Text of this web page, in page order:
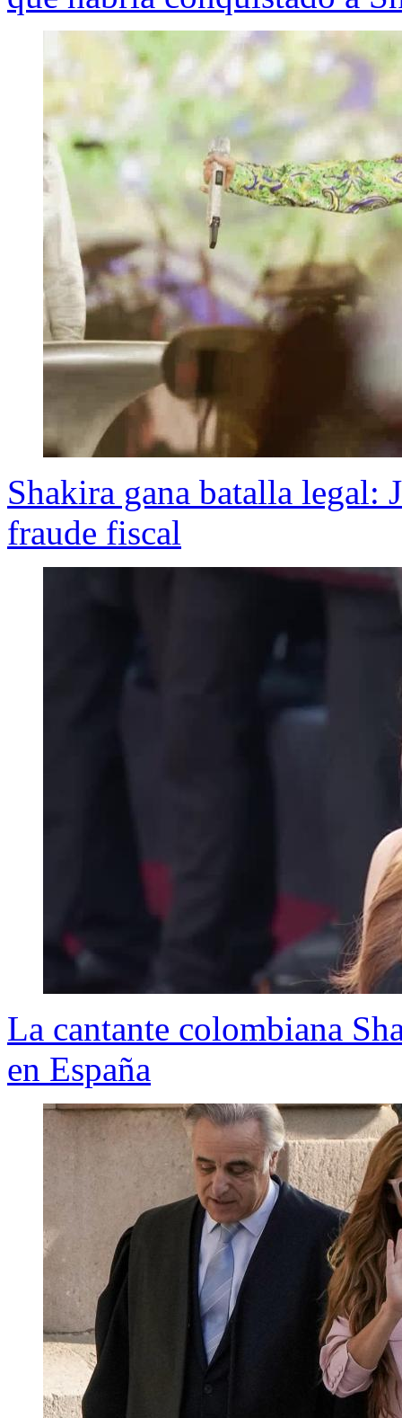
Shakira gana batalla legal:
fraude fiscal
La cantante colombiana
en España